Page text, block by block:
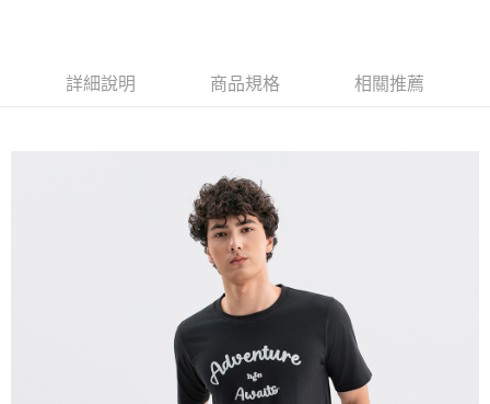
每筆NT$130，滿NT$1,000(含以上)免運費
詳細說明 商品規格 相關推薦